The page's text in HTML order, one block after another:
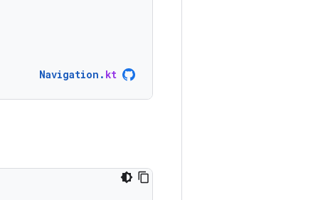
Navigation . kt